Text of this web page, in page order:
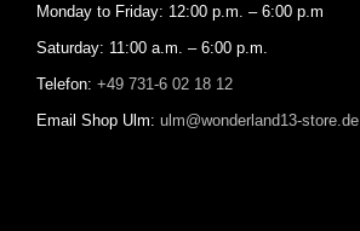
Monday to Friday: 12:00 p.m. – 6:00 p.m
Saturday: 11:00 a.m. – 6:00 p.m.
Telefon: +49 731-6 02 18 12
Email Shop Ulm: ulm@wonderland13-store.de